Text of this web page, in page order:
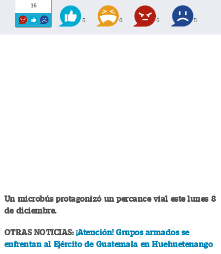
16
5 0 6 5
Un microbús protagonizó un percance vial este lunes 8
de diciembre.
OTRAS NOTICIAS: ¡Atención! Grupos armados se
enfrentan al Ejército de Guatemala en Huehuetenango